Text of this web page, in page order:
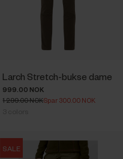
Larch Stretch-bukse dame
999.00 NOK
1 299.00 NOKSpar 300.00 NOK
SALE